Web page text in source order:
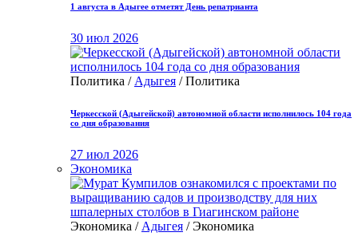
1 августа в Адыгее отметят День репатрианта
30 июл 2026
Политика / Адыгея / Политика
Черкесской (Адыгейской) автономной области исполнилось 104 года
со дня образования
27 июл 2026
Экономика
Экономика / Адыгея / Экономика